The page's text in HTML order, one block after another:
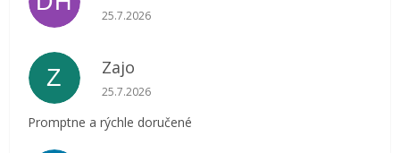
Hodnotenie obchodu je 5 z 5 hviezdičiek.
25.7.2026
Z Zajo
Hodnotenie obchodu je 5 z 5 hviezdičiek.
25.7.2026
Promptne a rýchle doručené